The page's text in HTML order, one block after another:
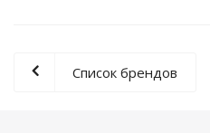
Список брендов